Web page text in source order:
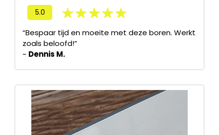
5.0
“Bespaar tijd en moeite met deze boren. Werkt
zoals beloofd!”
~ Dennis M.